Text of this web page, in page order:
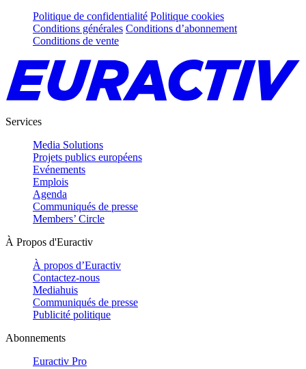
Politique de confidentialité Politique cookies
Conditions générales Conditions d’abonnement
Conditions de vente
Services
Media Solutions
Projets publics européens
Evénements
Emplois
Agenda
Communiqués de presse
Members’ Circle
À Propos d'Euractiv
À propos d’Euractiv
Contactez-nous
Mediahuis
Communiqués de presse
Publicité politique
Abonnements
Euractiv Pro